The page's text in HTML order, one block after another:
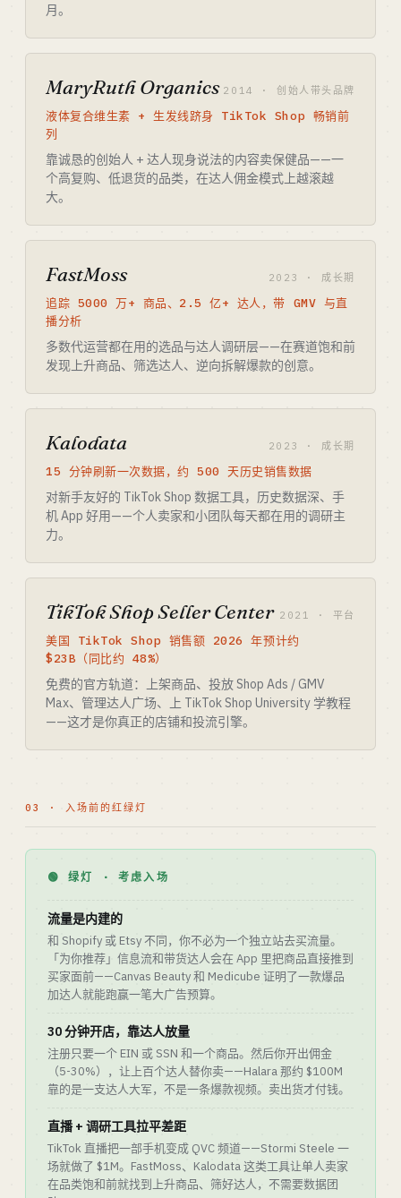
月。
MaryRuth Organics 2014 · 创始人带头品牌
液体复合维生素 + 生发线跻身 TikTok Shop 畅销前
列
靠诚恳的创始人 + 达人现身说法的内容卖保健品——一
个高复购、低退货的品类，在达人佣金模式上越滚越
大。
FastMoss 2023 · 成长期
追踪 5000 万+ 商品、2.5 亿+ 达人，带 GMV 与直
播分析
多数代运营都在用的选品与达人调研层——在赛道饱和前
发现上升商品、筛选达人、逆向拆解爆款的创意。
Kalodata 2023 · 成长期
15 分钟刷新一次数据，约 500 天历史销售数据
对新手友好的 TikTok Shop 数据工具，历史数据深、手
机 App 好用——个人卖家和小团队每天都在用的调研主
力。
TikTok Shop Seller Center 2021 · 平台
美国 TikTok Shop 销售额 2026 年预计约
$23B（同比约 48%）
免费的官方轨道：上架商品、投放 Shop Ads / GMV
Max、管理达人广场、上 TikTok Shop University 学教程
——这才是你真正的店铺和投流引擎。
03 · 入场前的红绿灯
🟢 绿灯 · 考虑入场
流量是内建的
和 Shopify 或 Etsy 不同，你不必为一个独立站去买流量。
「为你推荐」信息流和带货达人会在 App 里把商品直接推到
买家面前——Canvas Beauty 和 Medicube 证明了一款爆品
加达人就能跑赢一笔大广告预算。
30 分钟开店，靠达人放量
注册只要一个 EIN 或 SSN 和一个商品。然后你开出佣金
（5-30%），让上百个达人替你卖——Halara 那约 $100M
靠的是一支达人大军，不是一条爆款视频。卖出货才付钱。
直播 + 调研工具拉平差距
TikTok 直播把一部手机变成 QVC 频道——Stormi Steele 一
场就做了 $1M。FastMoss、Kalodata 这类工具让单人卖家
在品类饱和前就找到上升商品、筛好达人，不需要数据团